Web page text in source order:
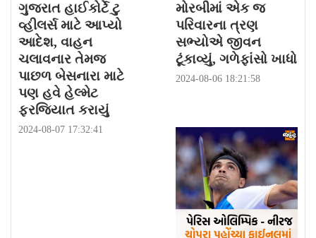
ગુજરાત હાઈકોર્ટે ટુ
વ્હીલર્સ માટે આપ્યો
આદેશ, વાહન
ચલાવનાર તેમજ
પાછળ બેસનારા માટે
પણ હવે હેલ્મેટ
ફરજિયાત કરાયું
2024-08-07 17:32:41
મોરબીમાં એક જ
પરિવારના ત્રણ
સભ્યોએ જીવન
ટૂંકાવ્યું, ગળેફાંસો ખાધો
2024-08-06 18:21:58